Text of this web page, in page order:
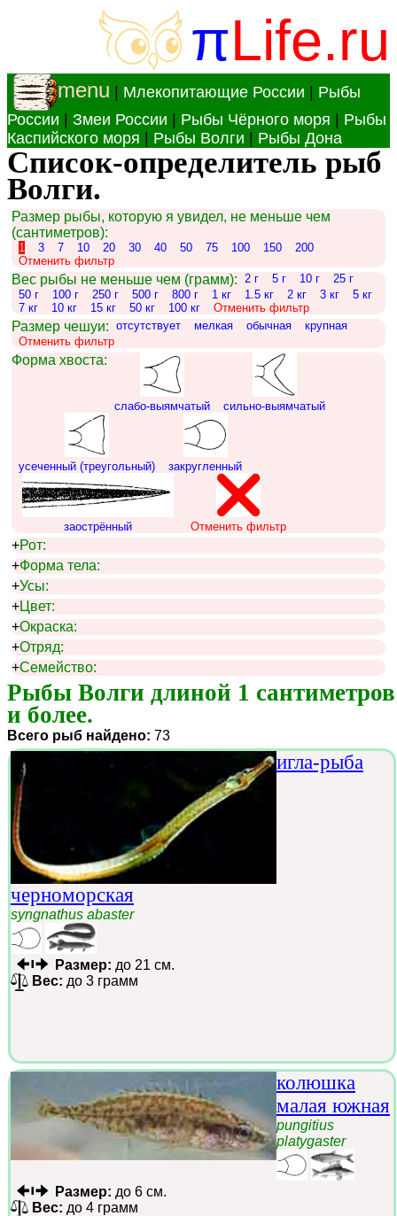
πLife.ru
menu Млекопитающие России
Рыбы
России
Змеи России Рыбы Чёрного моря
Рыбы
Каспийского моря
Рыбы Волги Рыбы Дона
Список-определитель рыб
Волги.
Размер рыбы, которую я увидел, не меньше чем
(сантиметров):
1 3 7 10 20 30 40 50 75 100 150
200
Отменить фильтр
Вес рыбы не меньше чем (грамм): 2 г 5 г 10 г
25 г
50 г
100 г 250 г 500 г 800 г 1 кг 1.5 кг 2 кг 3 кг
5 кг
7 кг
10 кг 15 кг 50 кг 100 кг Отменить фильтр
Размер чешуи: отсутствует мелкая обычная
крупная
Отменить фильтр
Форма хвоста:
слабо-выямчатый сильно-выямчатый
усеченный (треугольный) закругленный
заострённый Отменить фильтр
+Рот:
+Форма тела:
+Усы:
+Цвет:
+Окраска:
+Отряд:
+Семейство:
Рыбы Волги длиной 1 сантиметров
и более.
Всего рыб найдено: 73
игла-рыба
черноморская
syngnathus abaster
Размер: до 21 см.
Вес: до 3 грамм
колюшка
малая южная
pungitius
platygaster
Размер: до 6 см.
Вес: до 4 грамм